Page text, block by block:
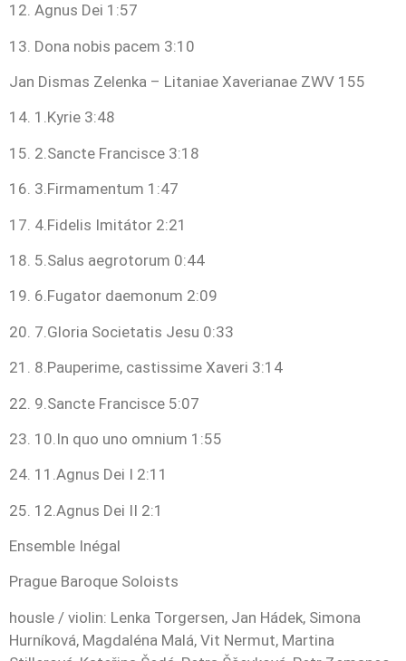
12. Agnus Dei 1:57
13. Dona nobis pacem 3:10
Jan Dismas Zelenka – Litaniae Xaverianae ZWV 155
14. 1.Kyrie 3:48
15. 2.Sancte Francisce 3:18
16. 3.Firmamentum 1:47
17. 4.Fidelis Imitátor 2:21
18. 5.Salus aegrotorum 0:44
19. 6.Fugator daemonum 2:09
20. 7.Gloria Societatis Jesu 0:33
21. 8.Pauperime, castissime Xaveri 3:14
22. 9.Sancte Francisce 5:07
23. 10.In quo uno omnium 1:55
24. 11.Agnus Dei I 2:11
25. 12.Agnus Dei II 2:1
Ensemble Inégal
Prague Baroque Soloists
housle / violin: Lenka Torgersen, Jan Hádek, Simona
Hurníková, Magdaléna Malá, Vit Nermut, Martina